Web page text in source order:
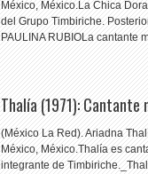
México, México.La Chica
del Grupo Timbiriche.
PAULINA RUBIOLa cantante
Thalía (1971): Cantante
(México La Red). Ariadna
México, México.Thalía es
integrante de